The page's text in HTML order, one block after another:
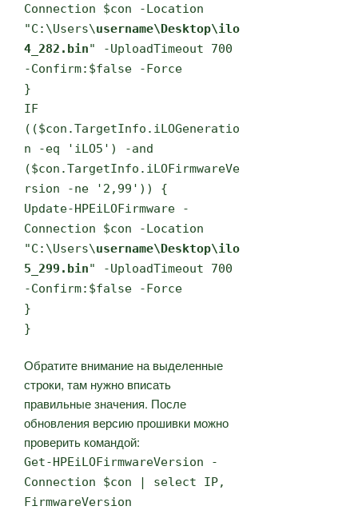
Connection $con -Location
"C:\Users\username\Desktop\ilo
4_282.bin" -UploadTimeout 700
-Confirm:$false -Force
}
IF
(($con.TargetInfo.iLOGeneratio
n -eq 'iLO5') -and
($con.TargetInfo.iLOFirmwareVe
rsion -ne '2,99')) {
Update-HPEiLOFirmware -
Connection $con -Location
"C:\Users\username\Desktop\ilo
5_299.bin" -UploadTimeout 700
-Confirm:$false -Force
}
}
Обратите внимание на выделенные
строки, там нужно вписать
правильные значения. После
обновления версию прошивки можно
проверить командой:
Get-HPEiLOFirmwareVersion -
Connection $con | select IP,
FirmwareVersion